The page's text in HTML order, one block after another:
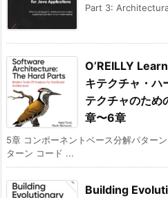
Part 3:
O’REILLY
キテクチャ・
テクチャのため
章〜6章
5章 コンポーネントベース分解パター
ターン コード ...
Building